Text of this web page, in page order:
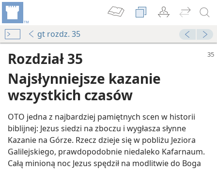
gt rozdz. 35
Rozdział 35
Najsłynniejsze kazanie
wszystkich czasów
OTO jedna z najbardziej pamiętnych scen w historii
biblijnej: Jezus siedzi na zboczu i wygłasza słynne
Kazanie na Górze. Rzecz dzieje się w pobliżu Jeziora
Galilejskiego, prawdopodobnie niedaleko Kafarnaum.
Całą minioną noc Jezus spędził na modlitwie do Boga